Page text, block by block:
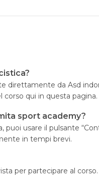
direttamente da Asd
corso qui in questa pagina.
sport academy?
puoi usare il pulsante
in tempi brevi.
per partecipare al